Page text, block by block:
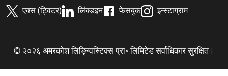
एक्स (ट्विटर) लिंक्डइन फेसबुक इन्स्टाग्राम
© २०२६ अमरकोश लिङ्ग्विस्टिक्स प्रा॰ लिमिटेड सर्वाधिकार सुरक्षित।